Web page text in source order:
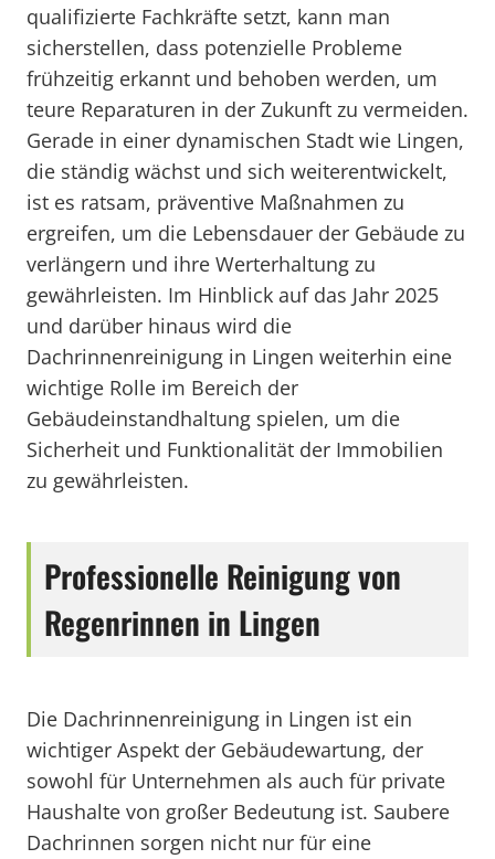
qualifizierte Fachkräfte setzt, kann man
sicherstellen, dass potenzielle Probleme
frühzeitig erkannt und behoben werden, um
teure Reparaturen in der Zukunft zu vermeiden.
Gerade in einer dynamischen Stadt wie Lingen,
die ständig wächst und sich weiterentwickelt,
ist es ratsam, präventive Maßnahmen zu
ergreifen, um die Lebensdauer der Gebäude zu
verlängern und ihre Werterhaltung zu
gewährleisten. Im Hinblick auf das Jahr 2025
und darüber hinaus wird die
Dachrinnenreinigung in Lingen weiterhin eine
wichtige Rolle im Bereich der
Gebäudeinstandhaltung spielen, um die
Sicherheit und Funktionalität der Immobilien
zu gewährleisten.
Professionelle Reinigung von
Regenrinnen in Lingen
Die Dachrinnenreinigung in Lingen ist ein
wichtiger Aspekt der Gebäudewartung, der
sowohl für Unternehmen als auch für private
Haushalte von großer Bedeutung ist. Saubere
Dachrinnen sorgen nicht nur für eine